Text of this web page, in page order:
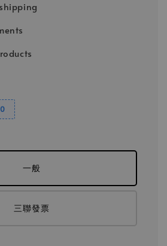
一般
三聯發票